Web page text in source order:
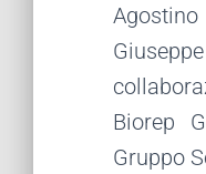
Biorep
Gruppo